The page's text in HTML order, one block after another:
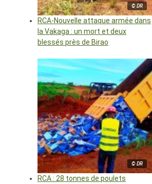
© DR
RCA-Nouvelle attaque armée dans
la Vakaga : un mort et deux
blessés près de Birao
© DR
RCA : 28 tonnes de poulets